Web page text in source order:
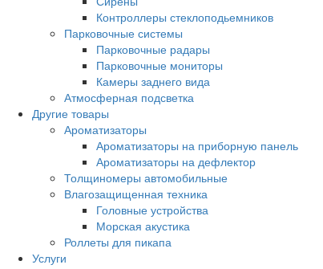
Контроллеры стеклоподьемников
Парковочные системы
Парковочные радары
Парковочные мониторы
Камеры заднего вида
Атмосферная подсветка
Другие товары
Ароматизаторы
Ароматизаторы на приборную панель
Ароматизаторы на дефлектор
Толщиномеры автомобильные
Влагозащищенная техника
Головные устройства
Морская акустика
Роллеты для пикапа
Услуги